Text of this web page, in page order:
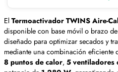
ElTermoactivador TWINS Aire-
disponible con base móvil o brazo
diseñado para optimizar secados y
mediante una combinación eficiente
8 puntos de calor, 5 ventiladores